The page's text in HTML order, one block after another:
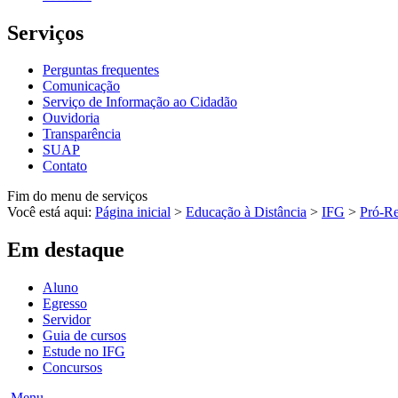
Serviços
Perguntas frequentes
Comunicação
Serviço de Informação ao Cidadão
Ouvidoria
Transparência
SUAP
Contato
Fim do menu de serviços
Você está aqui: Página inicial > Educação à Distância > IFG > Pró-
Em destaque
Aluno
Egresso
Servidor
Guia de cursos
Estude no IFG
Concursos